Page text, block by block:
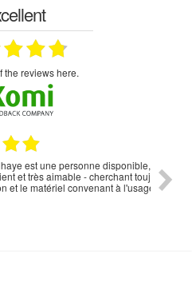
the reviews here.
personne disponible, à
- cherchant toujours la
convenant à l'usage qui en